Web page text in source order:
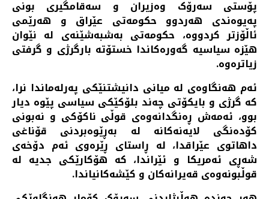
پۆستی سەرۆک وەزیران و سەقامگیری بونی
پەیوەندی هەردوو حکومەتی عێراق و هەرێمی
ئاڵۆزتر کردووە، حکومەتی بەشبەشێنەی لە نێوان
هێزە سیاسیە گەورەکاندا خستۆتە بارگرژی و گرفتی
زیاترەوە.
ئەم هەنگاوەی لە میانی دانیشتنێکی پەرلەماندا نرا،
کە گرژی و بایکۆتی چەند بلۆکێکی سیاسی پێوە دیار
بوو، ئەمەش ڕەنگدانەوەی قوڵی ناکۆکی و نەبونی
کۆدەنگی لایەنەکانە لە بەڕێوەبردنی قۆناغی
داهاتوی عێراقدا، لە ڕاستای ڕێرەوی ئەم دۆخەی
شەڕی ئەمریکا و ئێراندا، کە هۆکارێکی جدیە لە
قوڵبونەوەی قەیرانەکان و کێشەکانیاندا.